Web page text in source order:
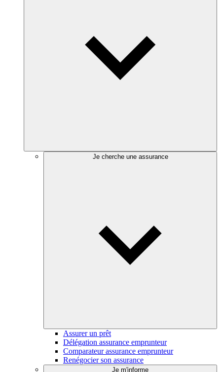
Je cherche une assurance
Assurer un prêt
Délégation assurance emprunteur
Comparateur assurance emprunteur
Renégocier son assurance
Je m'informe